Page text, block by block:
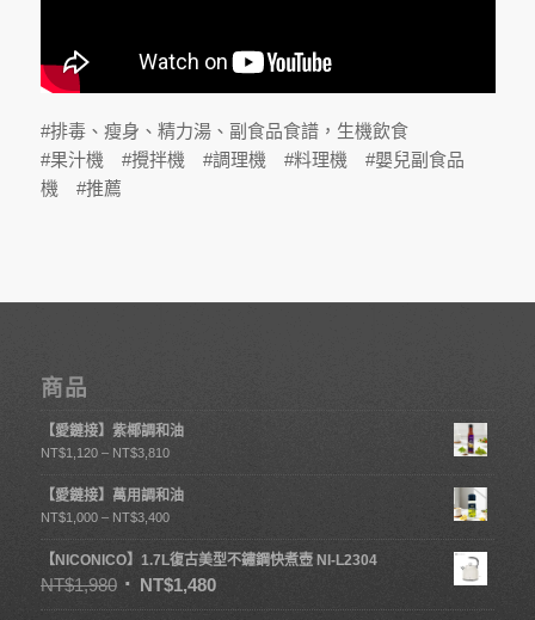
#排毒、瘦身、精力湯、副食品食譜，生機飲食
#果汁機 #攪拌機 #調理機 #料理機 #嬰兒副食品
機 #推薦
商品
【愛鏈接】紫椰調和油
NT$1,120 – NT$3,810
【愛鏈接】萬用調和油
NT$1,000 – NT$3,400
【NICONICO】1.7L復古美型不鏽鋼快煮壺 NI-L2304
NT$1,980 NT$1,480